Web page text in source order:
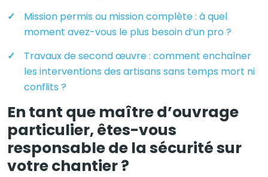
Mission permis ou mission complète : à quel
moment avez-vous le plus besoin d’un pro ?
Travaux de second œuvre : comment enchaîner
les interventions des artisans sans temps mort ni
conflits ?
En tant que maître d’ouvrage
particulier, êtes-vous
responsable de la sécurité sur
votre chantier ?